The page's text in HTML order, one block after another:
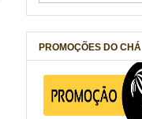
PROMOÇÕES DO CHÁ